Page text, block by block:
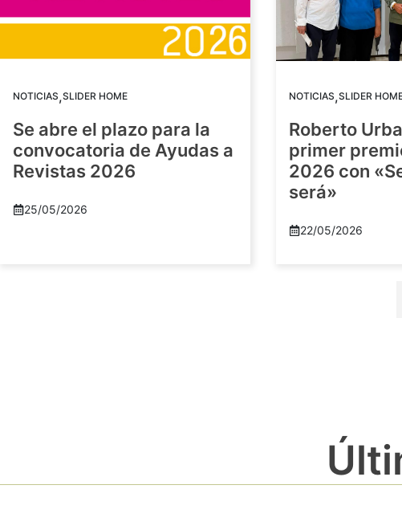
NOTICIAS,SLIDER HOME
Se abre el plazo para la
convocatoria de Ayudas a
Revistas 2026
25/05/2026
NOTICIAS,SLIDER
Roberto
primer
2026 con
será»
22/05/2026